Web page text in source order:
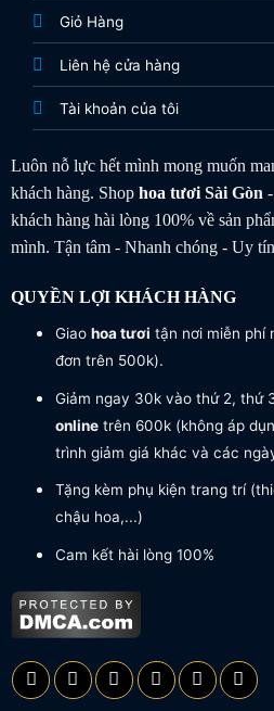
Giỏ Hàng
Liên hệ cửa hàng
Tài khoản của tôi
Luôn nỗ lực hết mình mong muốn
khách hàng. Shop hoa tươiSài Gòn-
khách hàng hài lòng 100% về sản
mình. Tận tâm - Nhanh chóng - Uy
QUYỀN LỢI KHÁCH HÀNG
Giao hoa tươi tận nơi miễn phí
đơn trên 500k).
Giảm ngay 30k vào thứ 2, thứ
onlinetrên 600k (không áp
trình giảm giá khác và các
Tặng kèm phụ kiện trang trí
chậu hoa,...)
Cam kết hài lòng 100%